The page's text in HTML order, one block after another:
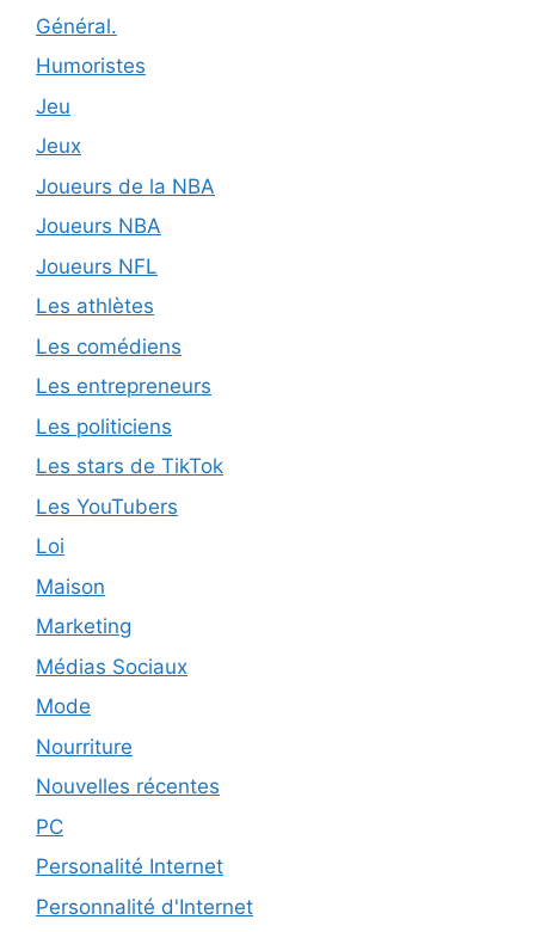
Général.
Humoristes
Jeu
Jeux
Joueurs de la NBA
Joueurs NBA
Joueurs NFL
Les athlètes
Les comédiens
Les entrepreneurs
Les politiciens
Les stars de TikTok
Les YouTubers
Loi
Maison
Marketing
Médias Sociaux
Mode
Nourriture
Nouvelles récentes
PC
Personalité Internet
Personnalité d'Internet